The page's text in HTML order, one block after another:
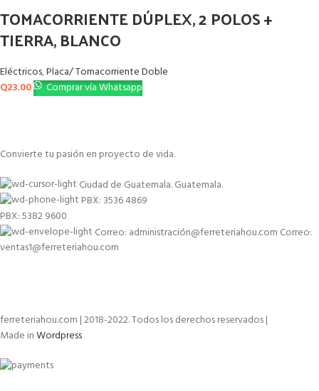
TOMACORRIENTE DÚPLEX, 2 POLOS +
TIERRA, BLANCO
Eléctricos,Placa/ Tomacorriente Doble
Q23.00 Comprar vía Whatsapp
Convierte tu pasión en proyecto de vida.
Ciudad de Guatemala. Guatemala.
PBX: 3536 4869
PBX: 5382 9600
Correo: administración@ferreteriahou.com Correo:
ventas1@ferreteriahou.com
ferreteriahou.com | 2018-2022. Todos los derechos reservados |
Made inWordpress